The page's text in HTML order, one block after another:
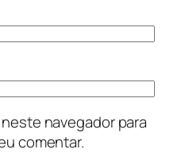
navegador para
comentar.